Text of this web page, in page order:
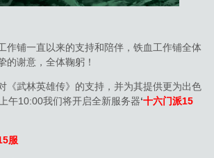
作铺一直以来的支持和陪伴，铁血工作铺全体
的谢意，全体鞠躬！
《武林英雄传》的支持，并为其提供更为出色
午10:00我们将开启全新服务器‘十六门派15
服